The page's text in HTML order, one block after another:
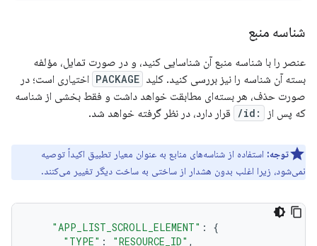
شناسه منبع
عنصر را با شناسه منبع آن شناسایی کنید، و در صورت تمایل، مؤلفه
بسته آن شناسه را نیز بررسی کنید. کلید PACKAGE اختیاری است؛ در
صورت حذف، هر بسته‌ای مطابقت خواهد داشت و فقط بخشی از شناسه
که پس از
:id/ قرار دارد، در نظر گرفته خواهد شد.
توجه: استفاده از شناسه‌های منابع به عنوان معیار تطبیق اکیداً توصیه
نمی‌شود، زیرا اغلب بدون هشدار از ساختی به ساخت دیگر تغییر می‌کنند.
"APP_LIST_SCROLL_ELEMENT" :
{
"TYPE" : "RESOURCE_ID" ,